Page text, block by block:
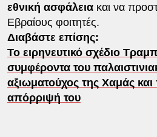
εθνική ασφάλειακαι να
Εβραίους φοιτητές.
Διαβάστε επίσης:
Το ειρηνευτικό σχέδιο
συμφέροντα του
αξιωματούχος της Χαμάς και
απόρριψή του